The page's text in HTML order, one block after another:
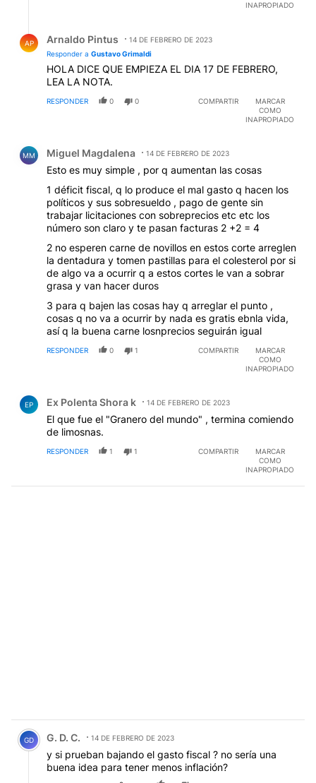
INAPROPIADO
AP Arnaldo Pintus
14 DE FEBRERO DE 2023
Responder a Gustavo Grimaldi
HOLA DICE QUE EMPIEZA EL DIA 17 DE FEBRERO,
LEA LA NOTA.
RESPONDER 0 0 COMPARTIR
MARCAR
COMO
INAPROPIADO
MM Miguel Magdalena 14 DE FEBRERO DE 2023
Esto es muy simple , por q aumentan las cosas
1 déficit fiscal, q lo produce el mal gasto q hacen los
políticos y sus sobresueldo , pago de gente sin
trabajar licitaciones con sobreprecios etc etc los
número son claro y te pasan facturas 2 +2 = 4
2 no esperen carne de novillos en estos corte arreglen
la dentadura y tomen pastillas para el colesterol por si
de algo va a ocurrir q a estos cortes le van a sobrar
grasa y van hacer duros
3 para q bajen las cosas hay q arreglar el punto ,
cosas q no va a ocurrir by nada es gratis ebnla vida,
así q la buena carne losnprecios seguirán igual
RESPONDER 0 1 COMPARTIR
MARCAR
COMO
INAPROPIADO
EP Ex Polenta Shora k 14 DE FEBRERO DE 2023
El que fue el "Granero del mundo" , termina comiendo
de limosnas.
RESPONDER 1 1 COMPARTIR
MARCAR
COMO
INAPROPIADO
Comentario de G. D. C..
GD G. D. C. 14 DE FEBRERO DE 2023
y si prueban bajando el gasto fiscal ? no sería una
buena idea para tener menos inflación?